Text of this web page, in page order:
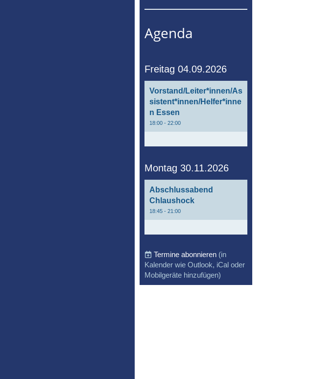
Agenda
Freitag 04.09.2026
Vorstand/Leiter*innen/As
sistent*innen/Helfer*inne
n Essen
18:00 - 22:00
Montag 30.11.2026
Abschlussabend
Chlaushock
18:45 - 21:00
Termine abonnieren (in
Kalender wie Outlook, iCal oder
Mobilgeräte hinzufügen)